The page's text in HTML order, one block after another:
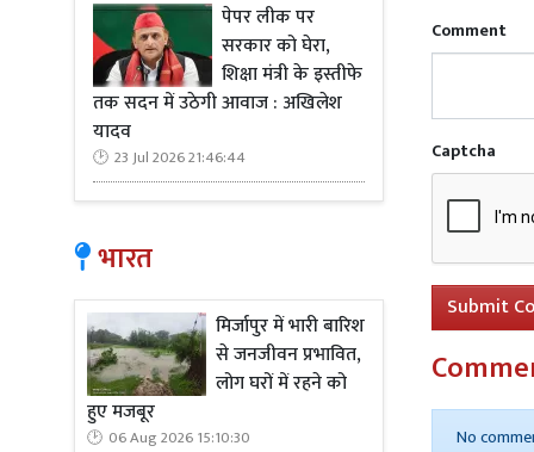
पेपर लीक पर
सरकार को घेरा,
शिक्षा मंत्री के इस्तीफे
तक सदन में उठेगी आवाज : अखिलेश
यादव
23 Jul 2026 21:46:44
भारत
मिर्जापुर में भारी बारिश
से जनजीवन प्रभावित,
लोग घरों में रहने को
हुए मजबूर
06 Aug 2026 15:10:30
Read
Comment
Captcha
Submit
No